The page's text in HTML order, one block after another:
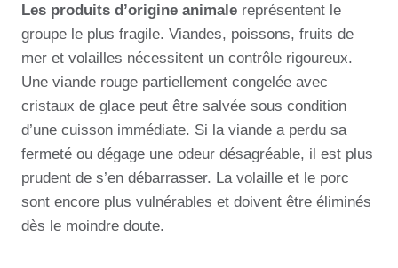
Les produits d’origine animale représentent le
groupe le plus fragile. Viandes, poissons, fruits de
mer et volailles nécessitent un contrôle rigoureux.
Une viande rouge partiellement congelée avec
cristaux de glace peut être salvée sous condition
d’une cuisson immédiate. Si la viande a perdu sa
fermeté ou dégage une odeur désagréable, il est plus
prudent de s’en débarrasser. La volaille et le porc
sont encore plus vulnérables et doivent être éliminés
dès le moindre doute.